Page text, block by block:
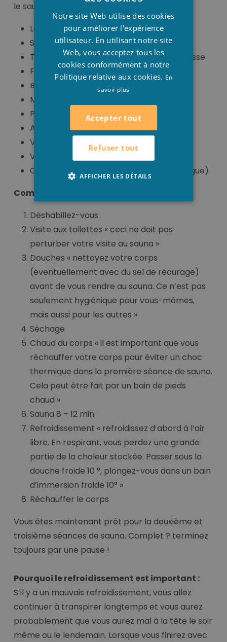
le sauna :
Les premiers 3 mois de votre grossesse
Si vous avez une maladie infectieuse
Tension artérielle trop élevée ou trop basse
Fièvre
Beaucoup d’alcool
Mal de tête
Plaies ouvertes
Allumages
Varices
Vertiges
Cancer (consultation avec votre oncologue)
Comment utiliser un sauna ?
Déshabillez-vous
Visite aux toilettes « ceci ne doit pas
perturber votre visite au sauna »
Douches « nettoyez votre corps
(éventuellement avec du sel de récurage)
avant de vous rendre au sauna. Ce n’est pas
seulement hygiénique pour vous-mêmes,
mais aussi pour les autres »
Séchage
Chaud du corps « il est important que vous
réchauffer votre corps pour éviter un choc
thermique dans la première séance de sauna.
Cela peut être fait par un bain de pieds
chaud »
Sauna 8 – 12 min.
Refroidissement « refroidissez d’abord à l’air
libre. En respirant, vous perdez une grande
partie de la chaleur stockée. Passer sous la
douche froide 10 °, plongez-vous dans un bain
d’immersion froide 10° »
Réchauffer le corps
Vous êtes maintenant prêt pour la deuxième et
troisième séances de sauna. Complet ? terminez
toujours par une pause !
Pourquoi le refroidissement est important :
S’il y a un mauvais refroidissement, vous allez
continuer à transpirer longtemps et vous aurez
probablement que vous aurez mal à la tête le soir
même ou le lendemain. Lorsque vous finirez avec
ENGLISH
Notre site Web utilise des cookies
pour améliorer l'expérience
utilisateur. En utilisant notre site
Web, vous acceptez tous les
cookies conformément à notre
Politique relative aux cookies. En
savoir plus
Accepter tout
Refuser tout
AFFICHER LES DÉTAILS